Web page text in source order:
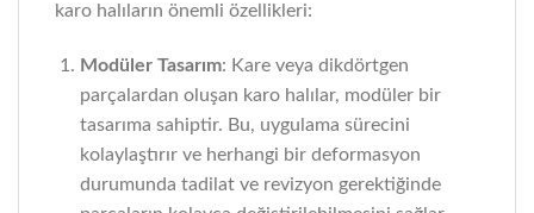
karo halıların önemli özellikleri:
Modüler Tasarım: Kare veya dikdörtgen
parçalardan oluşan karo halılar, modüler bir
tasarıma sahiptir. Bu, uygulama sürecini
kolaylaştırır ve herhangi bir deformasyon
durumunda tadilat ve revizyon gerektiğinde